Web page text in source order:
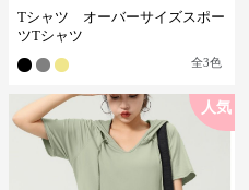
Tシャツ オーバーサイズスポー
ツTシャツ
全3色
人気